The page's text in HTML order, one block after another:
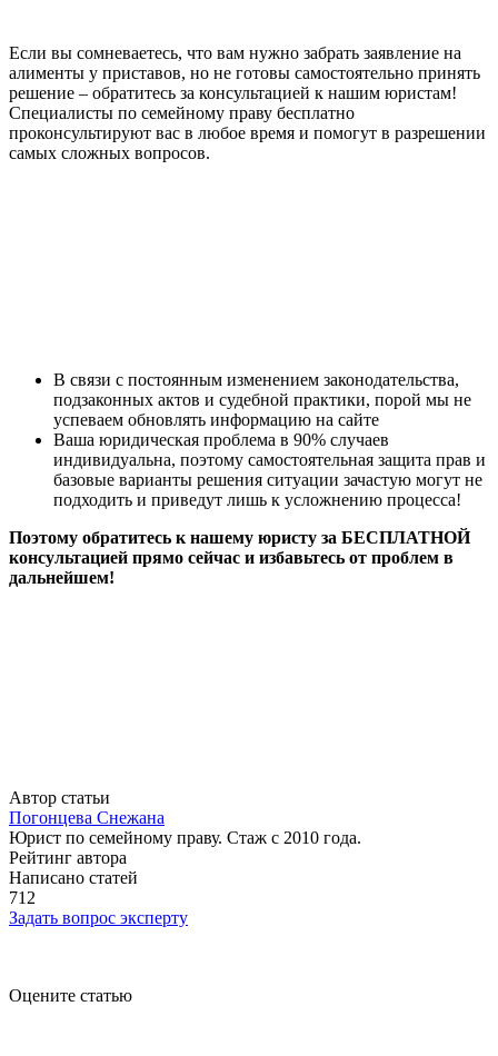
Если вы сомневаетесь, что вам нужно забрать заявление на
алименты у приставов, но не готовы самостоятельно принять
решение – обратитесь за консультацией к нашим юристам!
Специалисты по семейному праву бесплатно
проконсультируют вас в любое время и помогут в разрешении
самых сложных вопросов.
В связи с постоянным изменением законодательства,
подзаконных актов и судебной практики, порой мы не
успеваем обновлять информацию на сайте
Ваша юридическая проблема в 90% случаев
индивидуальна, поэтому самостоятельная защита прав и
базовые варианты решения ситуации зачастую могут не
подходить и приведут лишь к усложнению процесса!
Поэтому обратитесь к нашему юристу за БЕСПЛАТНОЙ
консультацией прямо сейчас и избавьтесь от проблем в
дальнейшем!
Автор статьи
Погонцева Снежана
Юрист по семейному праву. Стаж с 2010 года.
Рейтинг автора
Написано статей
712
Задать вопрос эксперту
Оцените статью